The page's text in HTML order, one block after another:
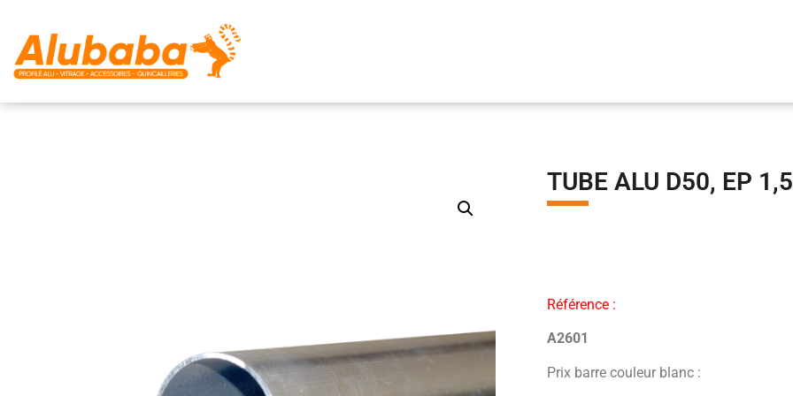
TUBE ALU D50, EP 1,5
Référence :
A2601
Prix barre couleur blanc :